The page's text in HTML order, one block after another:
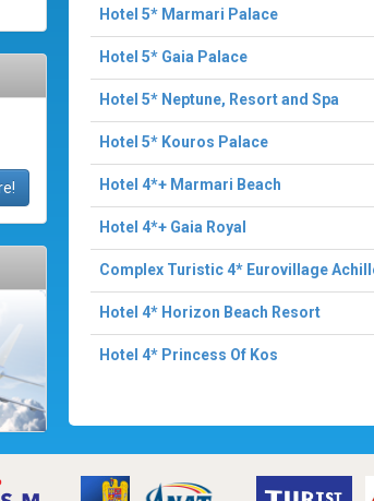
Hotel 5* Marmari Palace
Hotel 5* Gaia Palace
Hotel 5* Neptune, Resort and Spa
Hotel 5* Kouros Palace
Hotel 4*+ Marmari Beach
Hotel 4*+ Gaia Royal
Complex Turistic 4* Eurovillage
Hotel 4* Horizon Beach Resort
Hotel 4* Princess Of Kos